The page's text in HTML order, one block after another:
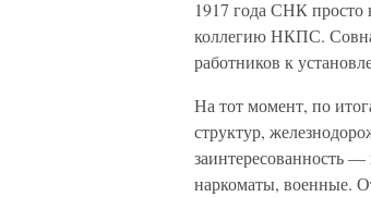
1917 года СНК просто
коллегию НКПС.
работников к
На тот момент, по
структур,
заинтересованность
наркоматы, военные.